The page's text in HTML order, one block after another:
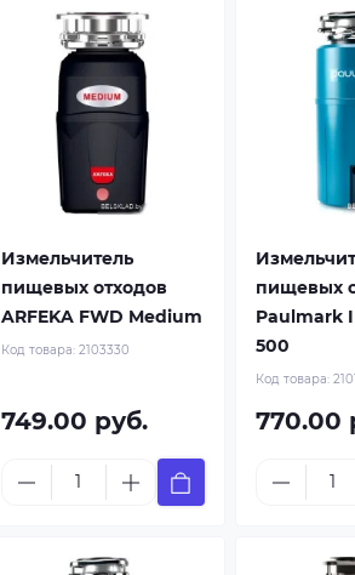
Измельчитель
пищевых отходов
ARFEKA FWD Medium
Код товара: 2103330
749.00 руб.
пищевых
Paulmark
500
Код товара:
770.00